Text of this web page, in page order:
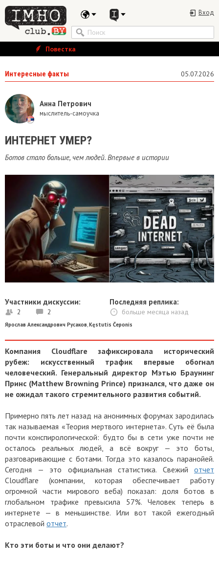
Вход
Повестка
Интересные факты 05.07.2026
Анна Петрович
мыслитель-самоучка
​ИНТЕРНЕТ УМЕР?
Ботов стало больше, чем людей. Впервые в истории
Участники дискуссии:
2 2
Последняя реплика:
больше месяца назад
Ярослав Александрович Русаков,Kęstutis Čeponis
Компания Cloudflare зафиксировала исторический
рубеж: искусственный трафик впервые обогнал
человеческий. Генеральный директор Мэтью Браунинг
Принс (Matthew Browning Prince) признался, что даже он
не ожидал такого стремительного развития событий.
Примерно пять лет назад на анонимных форумах зародилась
так называемая «Теория мертвого интернета». Суть её была
почти конспирологической: будто бы в сети уже почти не
осталось реальных людей, а всё вокруг — это боты,
разговаривающие с ботами. Тогда это казалось паранойей.
Сегодня — это официальная статистика. Свежий отчет
Cloudflare (компании, которая обеспечивает работу
огромной части мирового веба) показал: доля ботов в
глобальном трафике превысила 57%. Человек теперь в
интернете — в меньшинстве. Или вот такой ежегодный
отраслевой отчет.
Кто эти боты и что они делают?